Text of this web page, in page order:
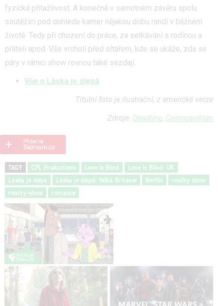
fyzická přitažlivost. A konečně v samotném závěru spolu
soutěžící pod dohlede kamer nějakou dobu randí v běžném
životě. Tedy při chození do práce, za setkávání s rodinou a
přáteli apod. Vše vrcholí před oltářem, kde se ukáže, zda se
páry v rámci show rovnou také sezdají.
Vše o Láska je slepá
Titulní foto je ilustrační, z americké verze
Zdroje: Deadline, Cosmopolitan
TAGY CPL Productions Love Is Blind
Love Is Blind: UK
Láska je slepá
Láska je slepá: Velká Británie Netflix
reality show
reality-show
romance